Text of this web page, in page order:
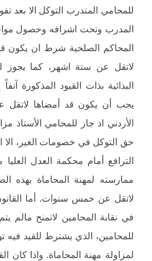
للمحامي المتدرب التوكل الا بعد
المدرب وتحت اشرافه وحصول
المحاكم الصلحية شرط ان يكون
لاتقل عن ستة اشهر، كما يجوز
البدائية بذات القيود المذكورة
الأردني اذ جاز للمحامي الأستاذ
الترافع أمام محكمة العدل
ممارسته لمهنة المحاماة بهذه
لاتقل عن خمس سنوات. أما
في نقابة المحامين لاتمنح مالم
لمزاولة مهنة المحاماة. واذا كان